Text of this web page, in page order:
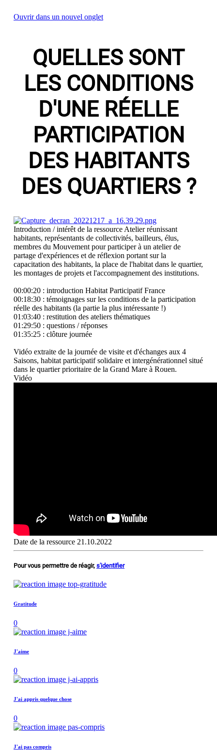
Ouvrir dans un nouvel onglet
QUELLES SONT
LES CONDITIONS
D'UNE RÉELLE
PARTICIPATION
DES HABITANTS
DES QUARTIERS ?
Introduction / intérêt de la ressource Atelier réunissant
habitants, représentants de collectivités, bailleurs, élus,
membres du Mouvement pour participer à un atelier de
partage d'expériences et de réflexion portant sur la
capacitation des habitants, la place de l'habitat dans le quartier,
les montages de projets et l'accompagnement des institutions.
00:00:20 : introduction Habitat Participatif France
00:18:30 : témoignages sur les conditions de la participation
réelle des habitants (la partie la plus intéressante !)
01:03:40 : restitution des ateliers thématiques
01:29:50 : questions / réponses
01:35:25 : clôture journée
Vidéo extraite de la journée de visite et d'échanges aux 4
Saisons, habitat participatif solidaire et intergénérationnel situé
dans le quartier prioritaire de la Grand Mare à Rouen.
Vidéo
Date de la ressource 21.10.2022
Pour vous permettre de réagir, s'identifier
Gratitude
0
J'aime
0
J'ai appris quelque chose
0
J'ai pas compris